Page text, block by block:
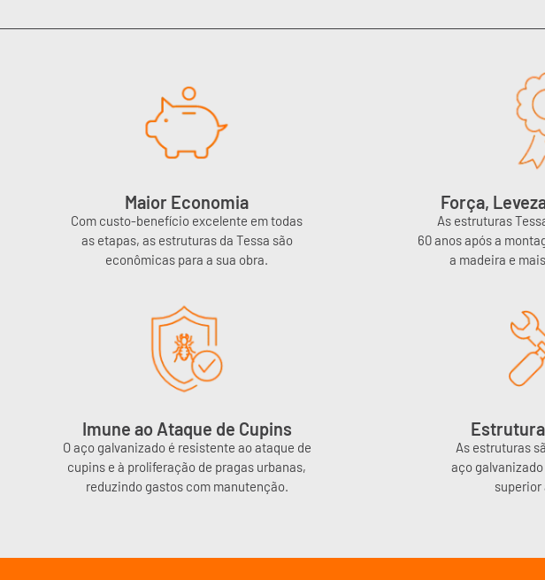
Maior Economia
Com custo-benefício excelente em todas
as etapas, as estruturas da Tessa são
econômicas para a sua obra.
Força,
As estruturas
60 anos após a
a madeira e
Imune ao Ataque de Cupins
O aço galvanizado é resistente ao ataque de
cupins e à proliferação de pragas urbanas,
reduzindo gastos com manutenção.
As estruturas
aço
superior